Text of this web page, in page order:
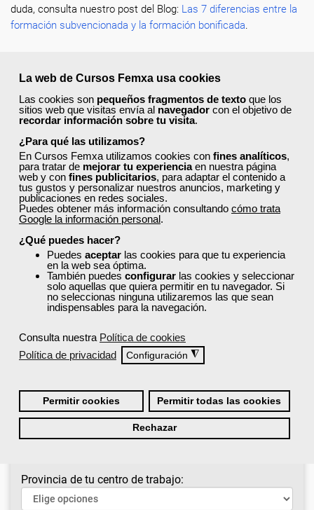
La web de Cursos Femxa usa cookies
Las cookies son pequeños fragmentos de texto que los
sitios web que visitas envía al navegador con el objetivo de
recordar información sobre tu visita.
¿Para qué las utilizamos?
En Cursos Femxa utilizamos cookies con fines analíticos,
para tratar de mejorar tu experienciaen nuestra página
web y con fines publicitarios, para adaptar el contenido a
tus gustos y personalizar nuestros anuncios, marketing y
publicaciones en redes sociales.
Puedes obtener más información consultando cómo trata
Google la información personal.
¿Qué puedes hacer?
Puedes aceptar las cookies para que tu experiencia
en la web sea óptima.
También puedes configurar las cookies y seleccionar
solo aquellas que quiera permitir en tu navegador. Si
no seleccionas ninguna utilizaremos las que sean
indispensables para la navegación.
Consulta nuestra Política de cookies
Política de privacidad
Configuración ◮
Permitir cookies Permitir todas las cookies
Rechazar
duda, consulta nuestro post del Blog: Las 7 diferencias entre la
formación subvencionada y la formación bonificada.
¿No encuentras el curso que estás
buscando?
Consulta laoferta formativa completa
y
accede a cursos gratuitos que te ayudarán a
impulsar tu carrera profesional o mejorar tu
desarrollo personal.
Explora todos los cursos
¿Cuál es tu situación laboral?
Selecciona el Sector de tu empresa:
Provincia de tu centro de trabajo: